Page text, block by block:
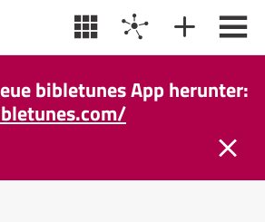
bibletunes App herunter: